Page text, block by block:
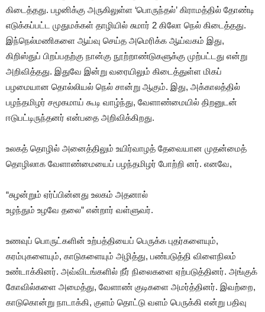
கிடைத்தது. பழனிக்கு அருகிலுள்ள ‘பொருந்தல்’ கிராமத்தில் தோண்டி
எடுக்கப்பட்ட முதுமக்கள் தாழியில் சுமார் 2 கிலோ நெல் கிடைத்தது.
இந்நெல்மணிகளை ஆய்வு செய்த அமெரிக்க ஆய்வகம் இது,
கிறிஸ்துப் பிறப்பதற்கு நான்கு நூற்றாண்டுகளுக்கு முற்பட்டது என்று
அறிவித்தது. இதுவே இன்று வரையிலும் கிடைத்துள்ள மிகப்
பழமையான தொல்லியல் நெல் சான்று ஆகும். இது, அக்காலத்தில்
பழந்தமிழர் சமூகமாய் கூடி வாழ்ந்து, வேளாண்மையில் திறனுடன்
ஈடுபட்டிருந்தனர் என்பதை அறிவிக்கிறது.
உலகத் தொழில் அனைத்திலும் உயிர்வாழத் தேவையான முதன்மைத்
தொழிலாக வேளாண்மையைப் பழந்தமிழர் போற்றி னர். எனவே,
“சுழன்றும் ஏர்ப்பின்னது உலகம் அதனால்
உழந்தும் உழவே தலை” என்றார் வள்ளுவர்.
உணவுப் பொருட்களின் உற்பத்தியைப் பெருக்க புதர்களையும்,
கரம்புகளையும், காடுகளையும் அழித்து, பண்படுத்தி விளைநிலம்
உண்டாக்கினர். அவ்விடங்களில் நீர் நிலைகளை ஏற்படுத்தினர். அங்குக்
கோவில்களை அமைத்து, வேளாண் குடிகளை அமர்த்தினர். இவற்றை,
காடுகொன்று நாடாக்கி, குளம் தொட்டு வளம் பெருக்கி என்று பதிவு